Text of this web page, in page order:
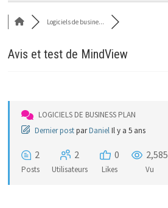
Logiciels de busine...
Avis et test de MindView
LOGICIELS DE BUSINESS PLAN
Dernier postparDanielIl y a 5 ans
2
Posts
2
Utilisateurs
0
Likes
2,585
Vu